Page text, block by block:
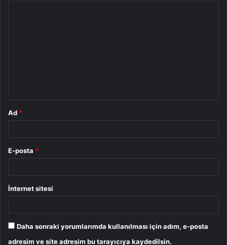
Ad *
E-posta *
İnternet sitesi
Daha sonraki yorumlarımda kullanılması için adım, e-posta
adresim ve site adresim bu tarayıcıya kaydedilsin.